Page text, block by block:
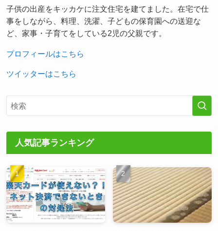
子供の出産をキッカケに注文住宅を建てました。在宅で仕
事をしながら、料理、洗濯、子どもの保育園への送迎な
ど、家事・子育てをしている2児の父親です。
プロフィールはこちら
ツイッターはこちら
人気記事ランキング